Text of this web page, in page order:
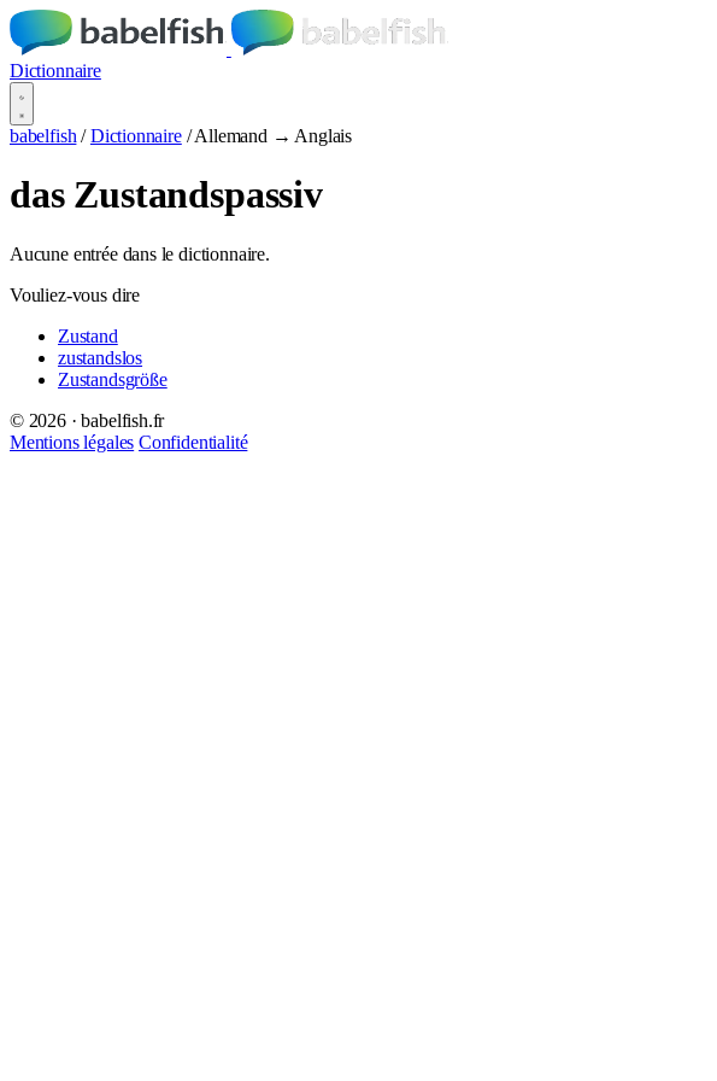
Dictionnaire
babelfish / Dictionnaire / Allemand → Anglais
das Zustandspassiv
Aucune entrée dans le dictionnaire.
Vouliez-vous dire
Zustand
zustandslos
Zustandsgröße
© 2026 · babelfish.fr
Mentions légales Confidentialité